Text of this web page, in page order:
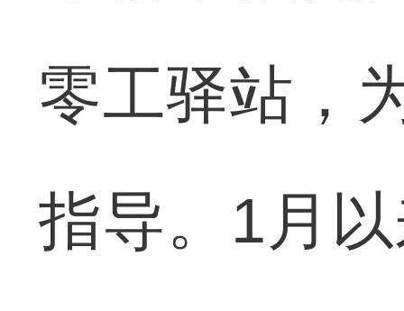
零工驿站，
指导。1月